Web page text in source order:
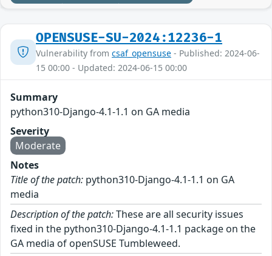
OPENSUSE-SU-2024:12236-1
Vulnerability from csaf_opensuse - Published: 2024-06-
15 00:00 - Updated: 2024-06-15 00:00
Summary
python310-Django-4.1-1.1 on GA media
Severity
Moderate
Notes
Title of the patch: python310-Django-4.1-1.1 on GA
media
Description of the patch:These are all security issues
fixed in the python310-Django-4.1-1.1 package on the
GA media of openSUSE Tumbleweed.